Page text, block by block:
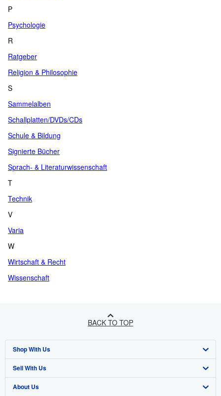
P
Psychologie
R
Ratgeber
Religion & Philosophie
S
Sammelalben
Schallplatten/DVDs/CDs
Schule & Bildung
Signierte Bücher
Sprach- & Literaturwissenschaft
T
Technik
V
Varia
W
Wirtschaft & Recht
Wissenschaft
BACK TO TOP
Shop With Us
Advanced Search
Browse Collections
Sell With Us
Start Selling
About Us